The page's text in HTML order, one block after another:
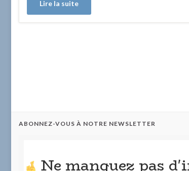
Lire la suite
ABONNEZ-VOUS À NOTRE NEWSLETTER
Ne manquez pas